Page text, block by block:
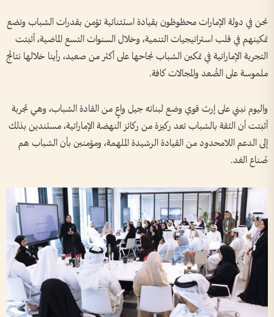
نحن في دولة الإمارات محظوظون بقيادة استثنائية تؤمن بقدرات الشباب وتضع
تمكينهم في قلب استراتيجيات التنمية، وخلال السنوات التسع الماضية، أثبتت
التجربة الإماراتية في تمكين الشباب نجاحها على أكثر من صعيد، رأينا خلالها نتائج
ملموسة على الصُّعد والمجالات كافة.
واليوم نبني على إرث قوي وضع لبناته جيل واعٍ من القادة الشباب، وهي تجربة
أثبتت أن الثقة بالشباب تعد ركيزة من ركائز النهضة الإماراتية، مستندين بذلك
إلى الدعم اللامحدود من القيادة الرشيدة الملهمة، ومؤمنين بأن الشباب هم
صُناع الغد.